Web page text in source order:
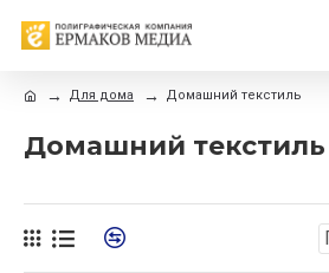
Для дома Домашний текстиль
Домашний текстиль